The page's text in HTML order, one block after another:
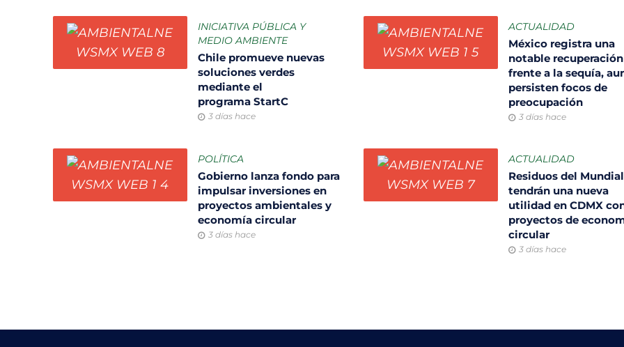
INICIATIVA PÚBLICA Y
MEDIO AMBIENTE
Chile promueve nuevas
soluciones verdes
mediante el
programa StartC
3 días hace
ACTUALIDAD
México registra una
notable recuperación
frente a la sequía,
persisten focos de
preocupación
3 días hace
POLÍTICA
Gobierno lanza fondo para
impulsar inversiones en
proyectos ambientales y
economía circular
3 días hace
ACTUALIDAD
Residuos del
tendrán una nueva
utilidad en CDMX
proyectos de
circular
3 días hace